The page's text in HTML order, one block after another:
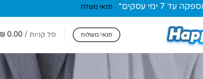
- תנאי משלח
תנאי משלוח סל קניות / ₪ 0.00